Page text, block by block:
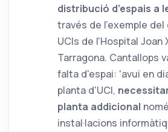
distribució d’espais a
través de l'exemple del
UCIs de l'Hospital Joan
Tarragona. Cantallops
falta d'espai: 'avui en
planta d'UCI,
planta addicional
instal·lacions